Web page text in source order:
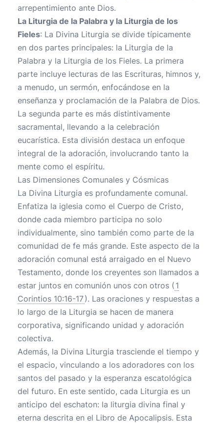
arrepentimiento ante Dios.
La Liturgia de la Palabra y la Liturgia de los
Fieles: La Divina Liturgia se divide típicamente
en dos partes principales: la Liturgia de la
Palabra y la Liturgia de los Fieles. La primera
parte incluye lecturas de las Escrituras, himnos y,
a menudo, un sermón, enfocándose en la
enseñanza y proclamación de la Palabra de Dios.
La segunda parte es más distintivamente
sacramental, llevando a la celebración
eucarística. Esta división destaca un enfoque
integral de la adoración, involucrando tanto la
mente como el espíritu.
Las Dimensiones Comunales y Cósmicas
La Divina Liturgia es profundamente comunal.
Enfatiza la iglesia como el Cuerpo de Cristo,
donde cada miembro participa no solo
individualmente, sino también como parte de la
comunidad de fe más grande. Este aspecto de la
adoración comunal está arraigado en el Nuevo
Testamento, donde los creyentes son llamados a
estar juntos en comunión unos con otros ( 1
Corintios 10:16-17). Las oraciones y respuestas a
lo largo de la Liturgia se hacen de manera
corporativa, significando unidad y adoración
colectiva.
Además, la Divina Liturgia trasciende el tiempo y
el espacio, vinculando a los adoradores con los
santos del pasado y la esperanza escatológica
del futuro. En este sentido, cada Liturgia es un
anticipo del eschaton: la liturgia divina final y
eterna descrita en el Libro de Apocalipsis. Esta